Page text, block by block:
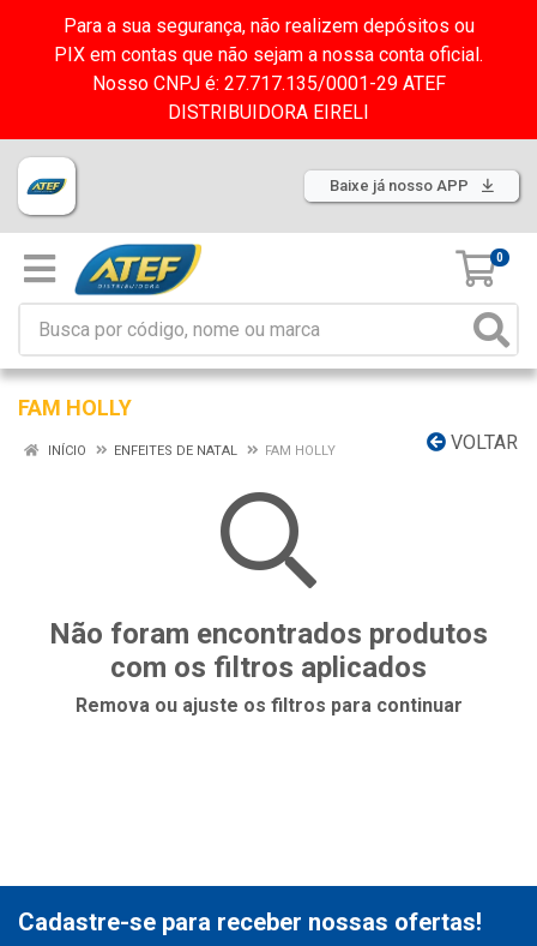
Para a sua segurança, não realizem depósitos ou
PIX em contas que não sejam a nossa conta oficial.
Nosso CNPJ é: 27.717.135/0001-29 ATEF
DISTRIBUIDORA EIRELI
Baixe já nosso APP
0
FAM HOLLY
VOLTAR
INÍCIO ENFEITES DE NATAL FAM HOLLY
Não foram encontrados produtos
com os filtros aplicados
Remova ou ajuste os filtros para continuar
Cadastre-se para receber nossas ofertas!